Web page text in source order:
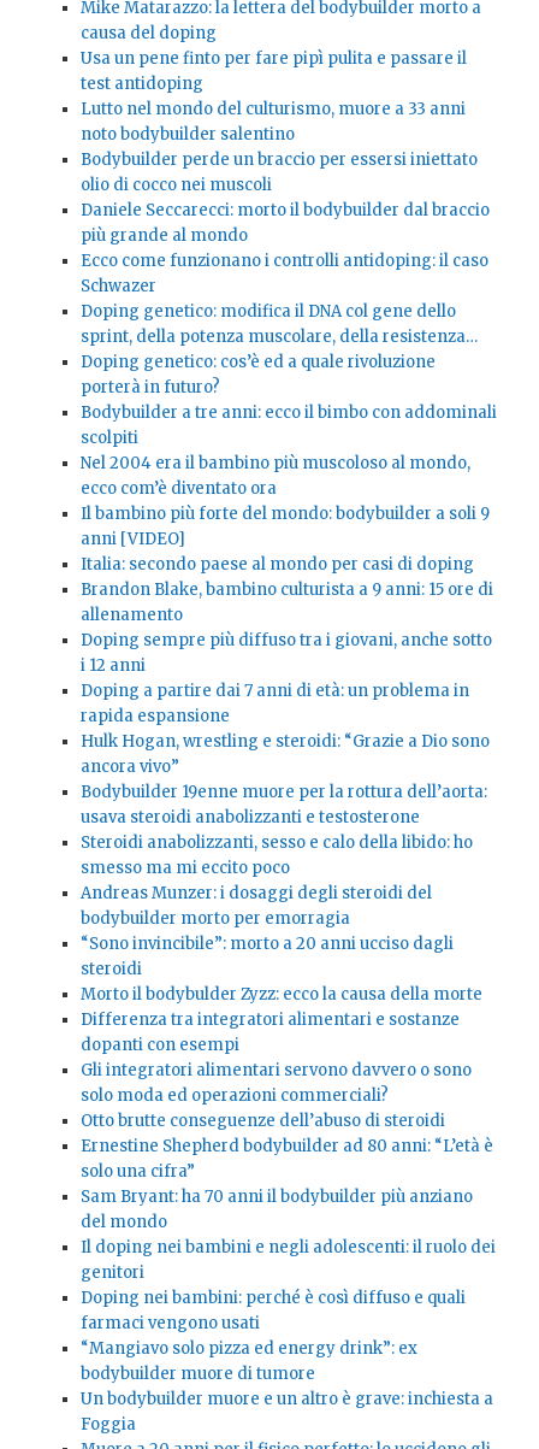
Mike Matarazzo: la lettera del bodybuilder morto a
causa del doping
Usa un pene finto per fare pipì pulita e passare il
test antidoping
Lutto nel mondo del culturismo, muore a 33 anni
noto bodybuilder salentino
Bodybuilder perde un braccio per essersi iniettato
olio di cocco nei muscoli
Daniele Seccarecci: morto il bodybuilder dal braccio
più grande al mondo
Ecco come funzionano i controlli antidoping: il caso
Schwazer
Doping genetico: modifica il DNA col gene dello
sprint, della potenza muscolare, della resistenza…
Doping genetico: cos’è ed a quale rivoluzione
porterà in futuro?
Bodybuilder a tre anni: ecco il bimbo con addominali
scolpiti
Nel 2004 era il bambino più muscoloso al mondo,
ecco com’è diventato ora
Il bambino più forte del mondo: bodybuilder a soli 9
anni [VIDEO]
Italia: secondo paese al mondo per casi di doping
Brandon Blake, bambino culturista a 9 anni: 15 ore di
allenamento
Doping sempre più diffuso tra i giovani, anche sotto
i 12 anni
Doping a partire dai 7 anni di età: un problema in
rapida espansione
Hulk Hogan, wrestling e steroidi: “Grazie a Dio sono
ancora vivo”
Bodybuilder 19enne muore per la rottura dell’aorta:
usava steroidi anabolizzanti e testosterone
Steroidi anabolizzanti, sesso e calo della libido: ho
smesso ma mi eccito poco
Andreas Munzer: i dosaggi degli steroidi del
bodybuilder morto per emorragia
“Sono invincibile”: morto a 20 anni ucciso dagli
steroidi
Morto il bodybulder Zyzz: ecco la causa della morte
Differenza tra integratori alimentari e sostanze
dopanti con esempi
Gli integratori alimentari servono davvero o sono
solo moda ed operazioni commerciali?
Otto brutte conseguenze dell’abuso di steroidi
Ernestine Shepherd bodybuilder ad 80 anni: “L’età è
solo una cifra”
Sam Bryant: ha 70 anni il bodybuilder più anziano
del mondo
Il doping nei bambini e negli adolescenti: il ruolo dei
genitori
Doping nei bambini: perché è così diffuso e quali
farmaci vengono usati
“Mangiavo solo pizza ed energy drink”: ex
bodybuilder muore di tumore
Un bodybuilder muore e un altro è grave: inchiesta a
Foggia